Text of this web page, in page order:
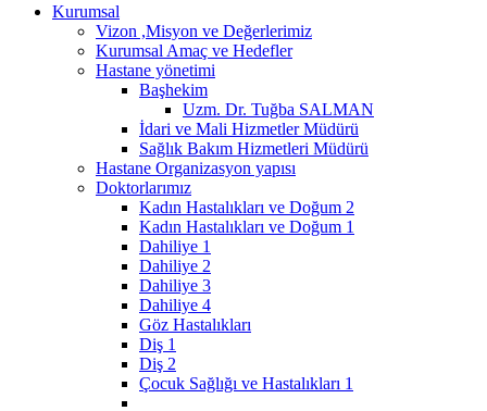
Kurumsal
Vizon ,Misyon ve Değerlerimiz
Kurumsal Amaç ve Hedefler
Hastane yönetimi
Başhekim
Uzm. Dr. Tuğba SALMAN
İdari ve Mali Hizmetler Müdürü
Sağlık Bakım Hizmetleri Müdürü
Hastane Organizasyon yapısı
Doktorlarımız
Kadın Hastalıkları ve Doğum 2
Kadın Hastalıkları ve Doğum 1
Dahiliye 1
Dahiliye 2
Dahiliye 3
Dahiliye 4
Göz Hastalıkları
Diş 1
Diş 2
Çocuk Sağlığı ve Hastalıkları 1